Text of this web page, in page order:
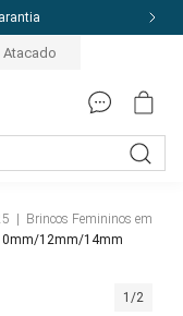
Brincos Femininos em
12mm/14mm
1/2